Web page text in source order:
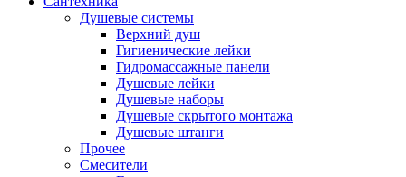
Душевые системы
Верхний душ
Гигиенические лейки
Гидромассажные панели
Душевые лейки
Душевые наборы
Душевые скрытого монтажа
Душевые штанги
Прочее
Смесители